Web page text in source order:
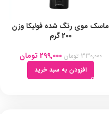
ماسک موی رنگ شده فولیکا وزن
200 گرم
330,000 تومان 299,000 تومان
افزودن به سبد خرید